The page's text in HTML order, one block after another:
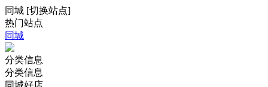
同城 [切换站点]
热门站点
同城
分类信息
分类信息
同城好店